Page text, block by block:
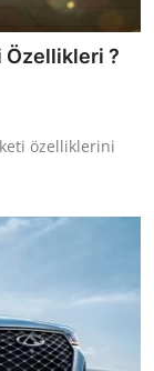
Özellikleri ?
özelliklerini